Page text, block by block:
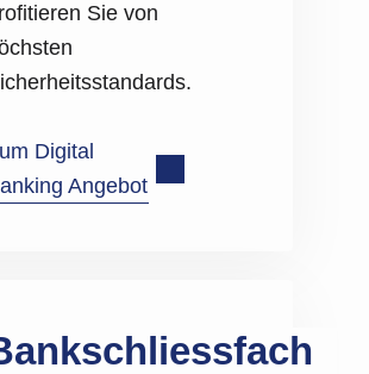
Sie von
Digital
Angebot